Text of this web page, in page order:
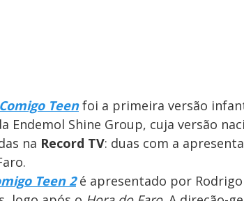
Teenfoi a primeira versão
Endemol Shine Group, cuja versão
na Record TV: duas com a
Teen 2é apresentado por Rodrigo